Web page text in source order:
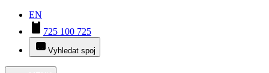
EN
725 100 725
Vyhledat spoj